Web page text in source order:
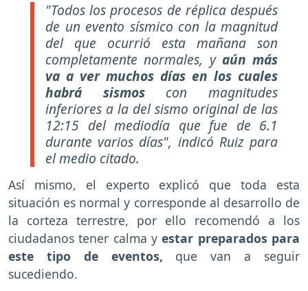
"Todos los procesos de réplica después
de un evento sísmico con la magnitud
del que ocurrió esta mañana son
completamente normales, y aún más
va a ver muchos días en los cuales
habrá sismos con magnitudes
inferiores a la del sismo original de las
12:15 del mediodía que fue de 6.1
durante varios días", indicó Ruiz para
el medio citado.
Así mismo, el experto explicó que toda esta
situación es normal y corresponde al desarrollo de
la corteza terrestre, por ello recomendó a los
ciudadanos tener calma yestar preparados para
este tipo de eventos, que van a seguir
sucediendo.